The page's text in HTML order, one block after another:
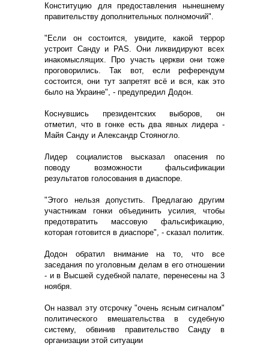
Конституцию для предоставления нынешнему
правительству дополнительных полномочий".
"Если он состоится, увидите, какой террор
устроит Санду и PAS. Они ликвидируют всех
инакомыслящих. Про участь церкви они тоже
проговорились. Так вот, если референдум
состоится, они тут запретят всё и вся, как это
было на Украине", - предупредил Додон.
Коснувшись президентских выборов, он
отметил, что в гонке есть два явных лидера -
Майя Санду и Александр Стояногло.
Лидер социалистов высказал опасения по
поводу возможности фальсификации
результатов голосования в диаспоре.
"Этого нельзя допустить. Предлагаю другим
участникам гонки объединить усилия, чтобы
предотвратить массовую фальсификацию,
которая готовится в диаспоре", - сказал политик.
Додон обратил внимание на то, что все
заседания по уголовным делам в его отношении
- и в Высшей судебной палате, перенесены на 3
ноября.
Он назвал эту отсрочку "очень ясным сигналом"
политического вмешательства в судебную
систему, обвинив правительство Санду в
организации этой ситуации